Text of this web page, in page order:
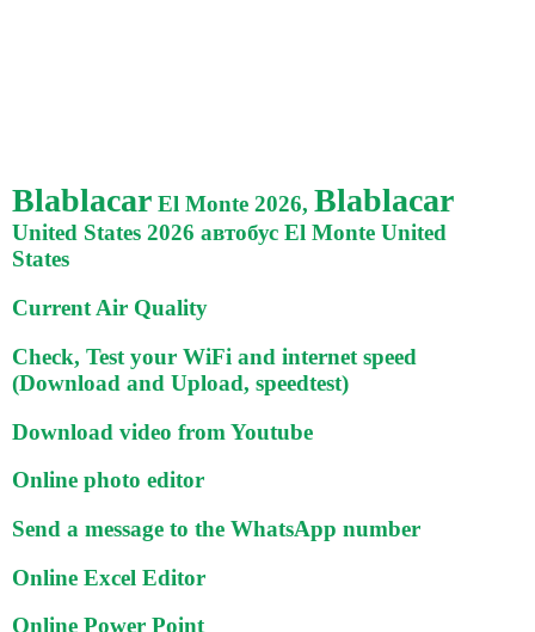
Blablacar El Monte 2026, Blablacar
United States 2026 автобус El Monte United
States
Current Air Quality
Check, Test your WiFi and internet speed
(Download and Upload, speedtest)
Download video from Youtube
Online photo editor
Send a message to the WhatsApp number
Online Excel Editor
Online Power Point